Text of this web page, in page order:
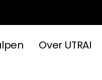
Over UTRAI